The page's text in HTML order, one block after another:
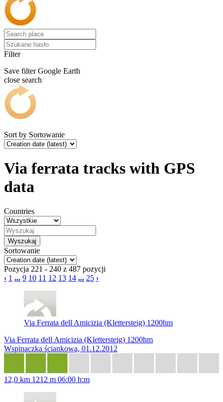
Filter
Save filter Google Earth
close search
Sort by Sortowanie
Via ferrata tracks with GPS
data
Countries
Sortowanie
Pozycja 221 - 240 z 487 pozycji
‹ 1 ... 9 10 11 12 13 14 ... 25 ›
Via Ferrata dell Amicizia (Klettersteig) 1200hm
Via Ferrata dell Amicizia (Klettersteig) 1200hm
Wspinaczka ściankowa, 01.12.2012
12,0 km 1212 m 06:00 h:m